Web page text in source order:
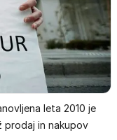
leta 2010 je
prodaj in nakupov